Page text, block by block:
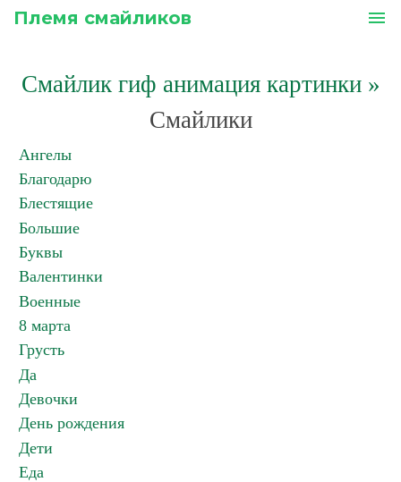
Племя смайликов menu
Смайлик гиф анимация картинки»
Смайлики
Ангелы
Благодарю
Блестящие
Большие
Буквы
Валентинки
Военные
8 марта
Грусть
Да
Девочки
День рождения
Дети
Еда